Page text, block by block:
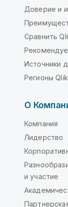
Доверие и
Сравнить
Источники
Регионы Qlik
О
Компания
Лидерство
и участие